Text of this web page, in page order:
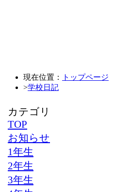
現在位置：
トップページ
>学校日記